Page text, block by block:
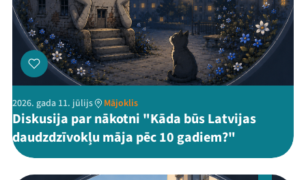
2026. gada 11. jūlijs Mājoklis
Diskusija par nākotni "Kāda būs Latvijas
daudzdzīvokļu māja pēc 10 gadiem?"